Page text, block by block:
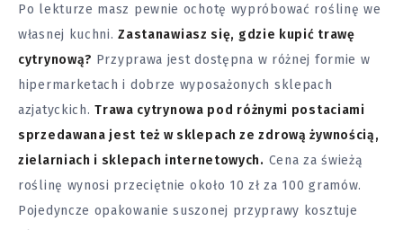
Po lekturze masz pewnie ochotę wypróbować roślinę we
własnej kuchni.Zastanawiasz się, gdzie kupić trawę
cytrynową? Przyprawa jest dostępna w różnej formie w
hipermarketach i dobrze wyposażonych sklepach
azjatyckich.Trawa cytrynowa pod różnymi postaciami
sprzedawana jest też w sklepach ze zdrową żywnością,
zielarniach i sklepach internetowych. Cena za świeżą
roślinę wynosi przeciętnie około 10 zł za 100 gramów.
Pojedyncze opakowanie suszonej przyprawy kosztuje